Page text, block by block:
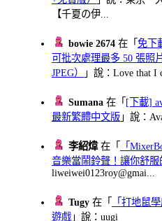
【千夏の伊...
bowie 2674 在「免下
可批次處理最多 50 張照
JPEG）
」說：Love that I
Sumana 在「 [下載]
最新繁體中文版 」說：
李紹煒在「
「
音樂當鬧鈴聲！讓你舒服
liweiwei0123roy@gmai...
Tugy 在「
「打地鼠
遊戲 」說：uugi